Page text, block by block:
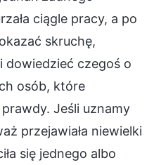
ciągle pracy, a po
skruchę,
dowiedzieć czegoś o
osób, które
Jeśli uznamy
przejawiała niewielki
się jednego albo